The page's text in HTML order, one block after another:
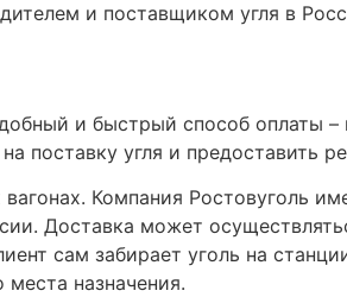
и поставщиком угля в
и быстрый способ оплаты
поставку угля и предоставить
Компания Ростовуголь
Доставка может
сам забирает уголь на
места назначения.